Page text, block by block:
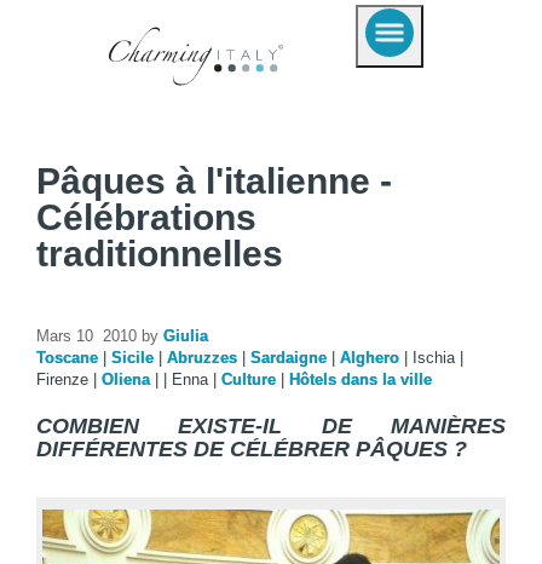
Pâques à l'italienne -
Célébrations
traditionnelles
Mars 10 2010 by Giulia
Toscane
Sicile Abruzzes Sardaigne Alghero Ischia
Firenze
Oliena Enna Culture Hôtels dans la ville
COMBIEN EXISTE-IL DE MANIÈRES
DIFFÉRENTES DE CÉLÉBRER PÂQUES ?